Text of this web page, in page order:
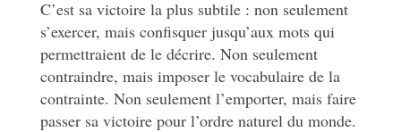
C’est sa victoire la plus subtile : non seulement
s’exercer, mais confisquer jusqu’aux mots qui
permettraient de le décrire. Non seulement
contraindre, mais imposer le vocabulaire de la
contrainte. Non seulement l’emporter, mais faire
passer sa victoire pour l’ordre naturel du monde.